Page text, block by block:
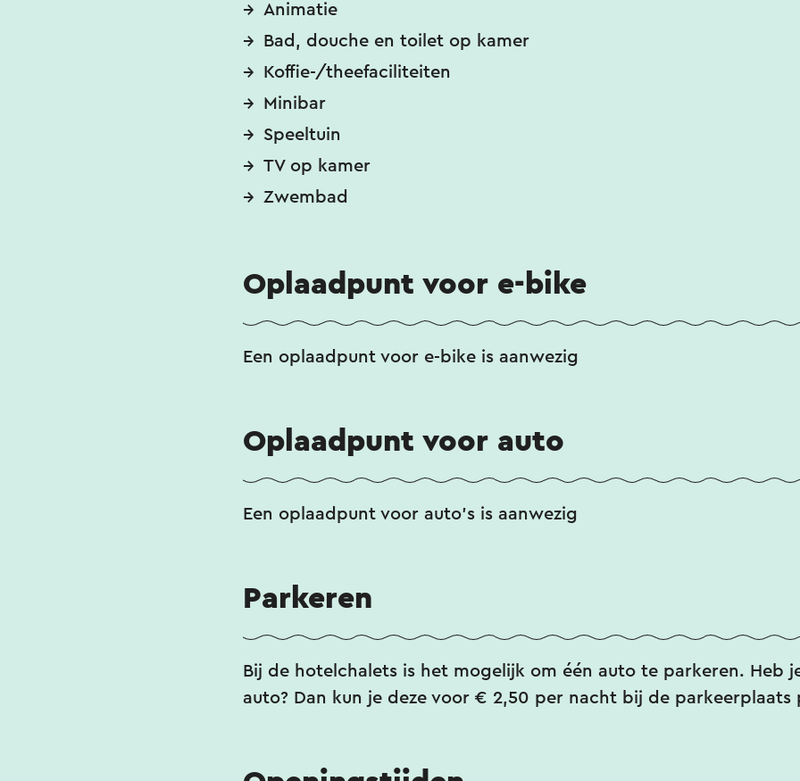
Animatie
Bad, douche en toilet op kamer
Koffie-/theefaciliteiten
Minibar
Speeltuin
TV op kamer
Zwembad
Oplaadpunt voor e-bike
Een oplaadpunt voor e-bike is aanwezig
Oplaadpunt voor auto
Een oplaadpunt voor auto's is aanwezig
Parkeren
Bij de hotelchalets is het mogelijk om één auto te parkeren. Heb
auto? Dan kun je deze voor € 2,50 per nacht bij de parkeerplaats